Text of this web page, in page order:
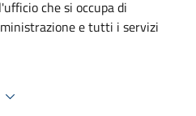
che si occupa di
e tutti i servizi